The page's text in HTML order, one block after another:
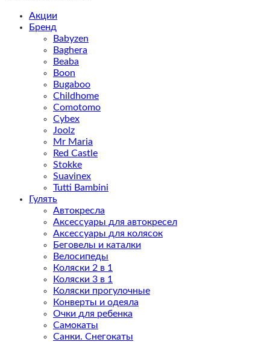
Акции
Бренд
Babyzen
Baghera
Beaba
Boon
Bugaboo
Childhome
Comotomo
Cybex
Joolz
Mr Maria
Red Castle
Stokke
Suavinex
Tutti Bambini
Гулять
Автокресла
Аксессуары для автокресел
Аксессуары для колясок
Беговелы и каталки
Велосипеды
Коляски 2 в 1
Коляски 3 в 1
Коляски прогулочные
Конверты и одеяла
Очки для ребенка
Самокаты
Санки. Снегокаты